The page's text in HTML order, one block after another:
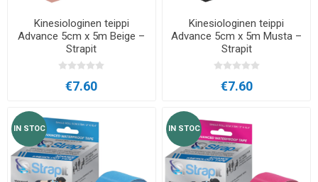
Kinesiologinen teippi
Advance 5cm x 5m Beige –
Strapit
€7.60
Kinesiologinen teippi
Advance 5cm x 5m Musta –
Strapit
€7.60
IN STOC IN STOC